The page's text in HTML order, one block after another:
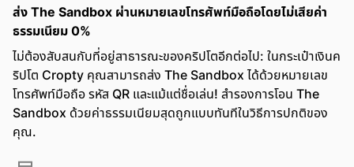
ส่ง The Sandbox ผ่านหมายเลขโทรศัพท์มือถือโดยไม่เสียค่า
ธรรมเนียม 0%
ไม่ต้องสับสนกับที่อยู่สาธารณะของคริปโตอีกต่อไป: ในกระเป๋าเงินค
ริปโต Cropty คุณสามารถส่ง The Sandbox ได้ด้วยหมายเลข
โทรศัพท์มือถือ รหัส QR และแม้แต่ชื่อเล่น! สำรองการโอน The
Sandbox ด้วยค่าธรรมเนียมสุดถูกแบบทันทีในวิธีการปกติของ
คุณ.